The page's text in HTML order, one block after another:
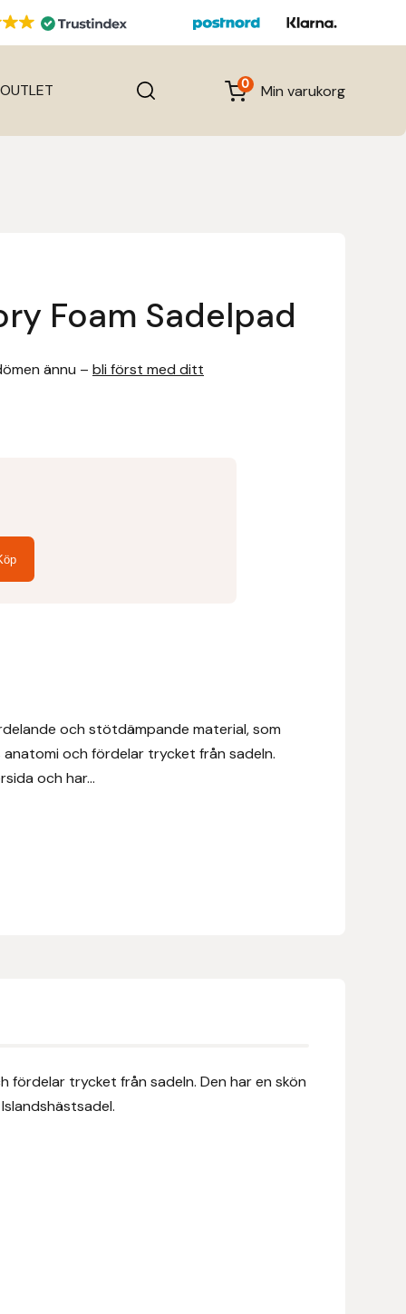
OUTLET Min varukorg
0
Foam Sadelpad
ännu – bli först med ditt
och stötdämpande material, som
och fördelar trycket från sadeln.
och har...
trycket från sadeln. Den har en skön